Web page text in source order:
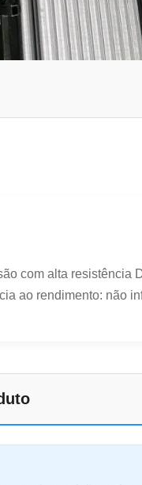
com alta
ao rendimento: não